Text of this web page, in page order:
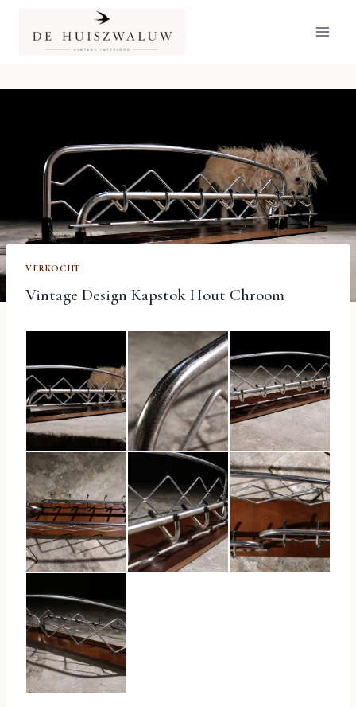
inhoud
VERKOCHT
Vintage Design Kapstok Hout Chroom